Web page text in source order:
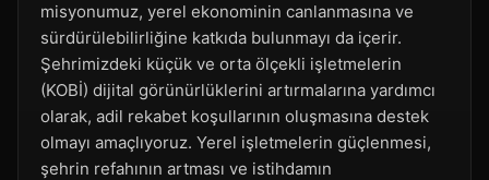
misyonumuz, yerel ekonominin canlanmasına ve
sürdürülebilirliğine katkıda bulunmayı da içerir.
Şehrimizdeki küçük ve orta ölçekli işletmelerin
(KOBİ) dijital görünürlüklerini artırmalarına yardımcı
olarak, adil rekabet koşullarının oluşmasına destek
olmayı amaçlıyoruz. Yerel işletmelerin güçlenmesi,
şehrin refahının artması ve istihdamın